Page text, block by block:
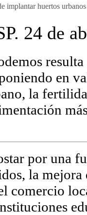
implantar huertos
24 de
en
la
por una
la
comercio